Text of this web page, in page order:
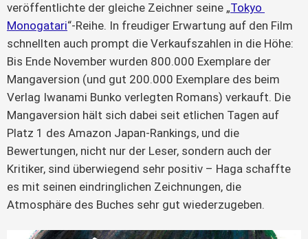
veröffentlichte der gleiche Zeichner seine „Tokyo
Monogatari“-Reihe. In freudiger Erwartung auf den Film
schnellten auch prompt die Verkaufszahlen in die Höhe:
Bis Ende November wurden 800.000 Exemplare der
Mangaversion (und gut 200.000 Exemplare des beim
Verlag Iwanami Bunko verlegten Romans) verkauft. Die
Mangaversion hält sich dabei seit etlichen Tagen auf
Platz 1 des Amazon Japan-Rankings, und die
Bewertungen, nicht nur der Leser, sondern auch der
Kritiker, sind überwiegend sehr positiv – Haga schaffte
es mit seinen eindringlichen Zeichnungen, die
Atmosphäre des Buches sehr gut wiederzugeben.